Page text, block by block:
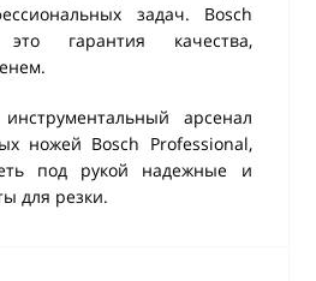
задач. Bosch
гарантия качества,
арсенал
ножей Bosch Professional,
под рукой надежные и
для резки.